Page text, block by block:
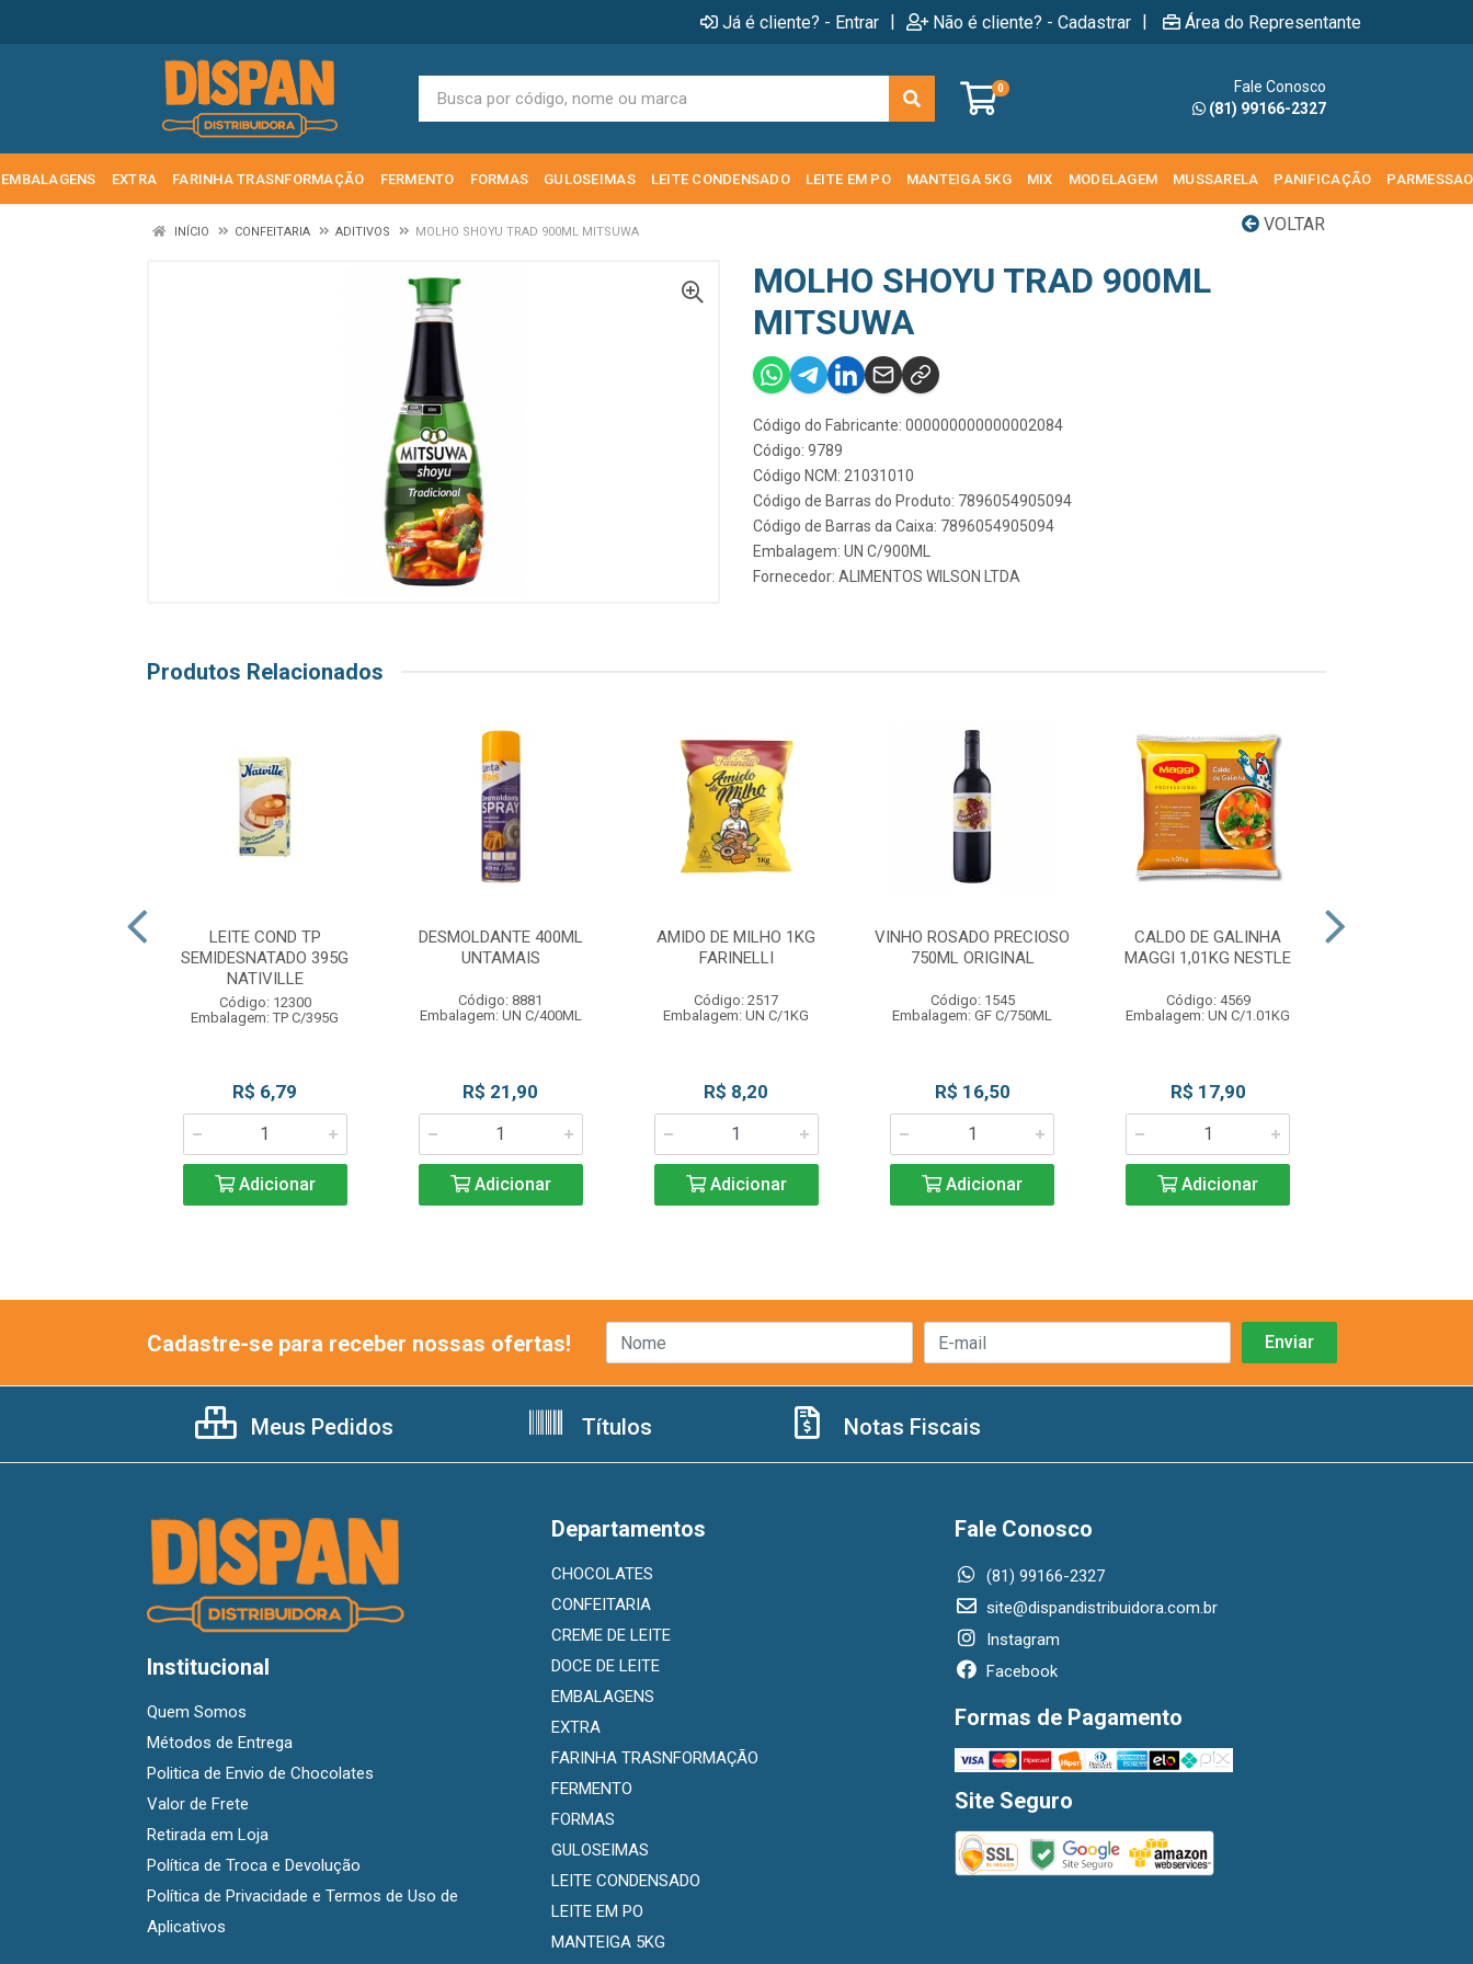
Já é cliente? - Entrar | Não é cliente? - Cadastrar | Área do Representante
0
Fale Conosco
(81) 99166-2327
EMBALAGENS EXTRA FARINHA TRASNFORMAÇÃO FERMENTO FORMAS GULOSEIMAS LEITE CONDENSADO LEITE EM PO MANTEIGA 5KG MIX MODELAGEM MUSSARELA PANIFICAÇÃO PARMESSAO
VOLTAR
INÍCIO CONFEITARIA ADITIVOS MOLHO SHOYU TRAD 900ML MITSUWA
MOLHO SHOYU TRAD 900ML
MITSUWA
Código do Fabricante: 000000000000002084
Código: 9789
Código NCM: 21031010
Código de Barras do Produto: 7896054905094
Código de Barras da Caixa: 7896054905094
Embalagem: UN C/900ML
Fornecedor: ALIMENTOS WILSON LTDA
Produtos Relacionados
LEITE COND TP
SEMIDESNATADO 395G
NATIVILLE
Código: 12300
Embalagem: TP C/395G
R$ 6,79
Adicionar
DESMOLDANTE 400ML
UNTAMAIS
Código: 8881
Embalagem: UN C/400ML
R$ 21,90
Adicionar
AMIDO DE MILHO 1KG
FARINELLI
Código: 2517
Embalagem: UN C/1KG
R$ 8,20
Adicionar
VINHO ROSADO PRECIOSO
750ML ORIGINAL
Código: 1545
Embalagem: GF C/750ML
R$ 16,50
Adicionar
CALDO DE GALINHA
MAGGI 1,01KG NESTLE
Código: 4569
Embalagem: UN C/1.01KG
R$ 17,90
Adicionar
Cadastre-se para receber nossas ofertas!
Meus Pedidos Títulos Notas Fiscais
Institucional
Quem Somos
Métodos de Entrega
Politica de Envio de Chocolates
Valor de Frete
Retirada em Loja
Política de Troca e Devolução
Política de Privacidade e Termos de Uso de
Aplicativos
Departamentos
CHOCOLATES
CONFEITARIA
CREME DE LEITE
DOCE DE LEITE
EMBALAGENS
EXTRA
FARINHA TRASNFORMAÇÃO
FERMENTO
FORMAS
GULOSEIMAS
LEITE CONDENSADO
LEITE EM PO
MANTEIGA 5KG
Fale Conosco
(81) 99166-2327
site@dispandistribuidora.com.br
Instagram
Facebook
Formas de Pagamento
Site Seguro